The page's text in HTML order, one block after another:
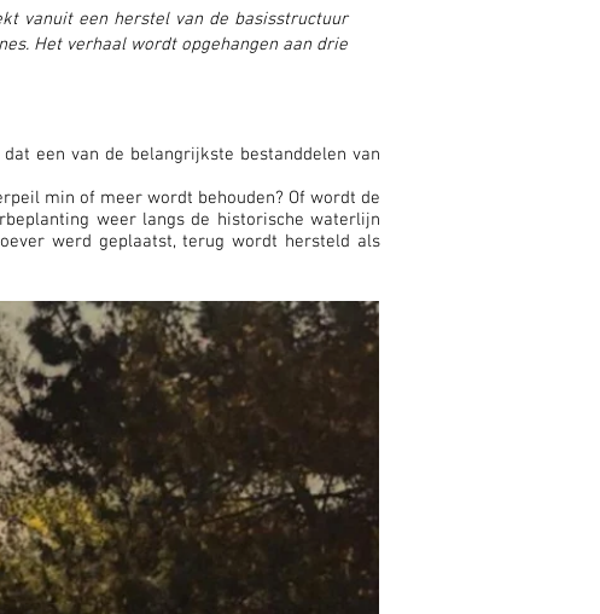
vanuit een herstel van de basisstructuur
Het verhaal wordt opgehangen aan drie
een van de belangrijkste bestanddelen van
min of meer wordt behouden? Of wordt de
weer langs de historische waterlijn
werd geplaatst, terug wordt hersteld als